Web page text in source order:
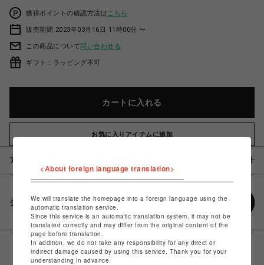
獲得ポイントの確認方法は こちら
販売期間 2023年03月16日 11時00分 〜
この商品について問い合わせる
ギフト：ラッピング不可
カートに入れる
お気に入りアイテムに追加
アイテム説明 / 素材
シェアする
<About foreign language translation>
We will translate the homepage into a foreign language using the
automatic translation service.
Since this service is an automatic translation system, it may not be
translated correctly and may differ from the original content of the
page before translation.
In addition, we do not take any responsibility for any direct or
indirect damage caused by using this service. Thank you for your
understanding in advance.